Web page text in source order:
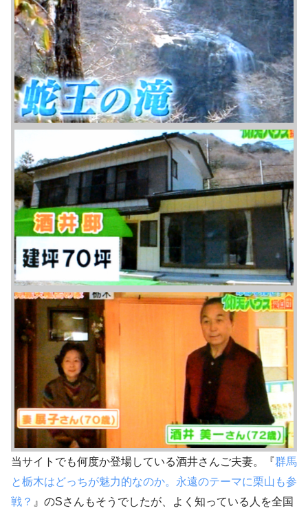
当サイトでも何度か登場している酒井さんご夫妻。『群馬
と栃木はどっちが魅力的なのか。永遠のテーマに栗山も参
戦？ 』のSさんもそうでしたが、よく知っている人を全国